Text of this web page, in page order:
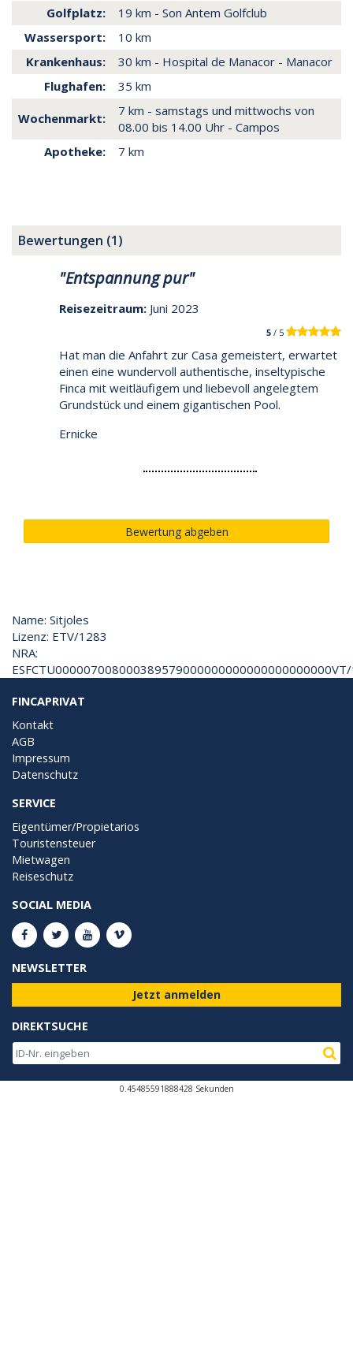
Golfplatz:
19 km - Son Antem Golfclub
Wassersport:
10 km
Krankenhaus:
30 km - Hospital de Manacor - Manacor
Flughafen:
35 km
Wochenmarkt:
7 km - samstags und mittwochs von
08.00 bis 14.00 Uhr - Campos
Apotheke:
7 km
Bewertungen (1)
"Entspannung pur"
Reisezeitraum: Juni 2023
5 / 5
Hat man die Anfahrt zur Casa gemeistert, erwartet
einen eine wundervoll authentische, inseltypische
Finca mit weitläufigem und liebevoll angelegtem
Grundstück und einem gigantischen Pool.
Ernicke
Bewertung abgeben
Name: Sitjoles
Lizenz: ETV/1283
NRA:
FINCAPRIVAT
Kontakt
AGB
Impressum
Datenschutz
SERVICE
Eigentümer/Propietarios
Touristensteuer
Mietwagen
Reiseschutz
SOCIAL MEDIA
NEWSLETTER
Jetzt anmelden
DIREKTSUCHE
0.45485591888428 Sekunden